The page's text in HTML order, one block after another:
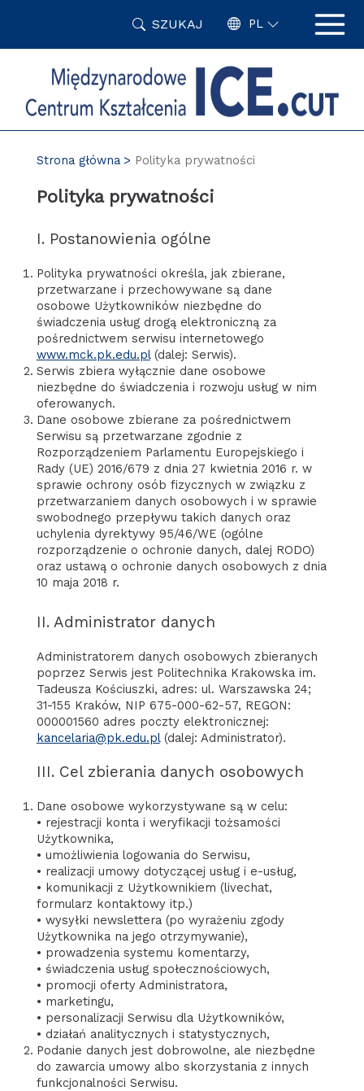
SZUKAJ PL
Strona główna Polityka prywatności
Polityka prywatności
I. Postanowienia ogólne
Polityka prywatności określa, jak zbierane,
przetwarzane i przechowywane są dane
osobowe Użytkowników niezbędne do
świadczenia usług drogą elektroniczną za
pośrednictwem serwisu internetowego
www.mck.pk.edu.pl(dalej: Serwis).
Serwis zbiera wyłącznie dane osobowe
niezbędne do świadczenia i rozwoju usług w nim
oferowanych.
Dane osobowe zbierane za pośrednictwem
Serwisu są przetwarzane zgodnie z
Rozporządzeniem Parlamentu Europejskiego i
Rady (UE) 2016/679 z dnia 27 kwietnia 2016 r. w
sprawie ochrony osób fizycznych w związku z
przetwarzaniem danych osobowych i w sprawie
swobodnego przepływu takich danych oraz
uchylenia dyrektywy 95/46/WE (ogólne
rozporządzenie o ochronie danych, dalej RODO)
oraz ustawą o ochronie danych osobowych z dnia
10 maja 2018 r.
II. Administrator danych
Administratorem danych osobowych zbieranych
poprzez Serwis jest Politechnika Krakowska im.
Tadeusza Kościuszki, adres: ul. Warszawska 24;
31-155 Kraków, NIP 675-000-62-57, REGON:
000001560 adres poczty elektronicznej:
kancelaria@pk.edu.pl(dalej: Administrator).
III. Cel zbierania danych osobowych
Dane osobowe wykorzystywane są w celu:
• rejestracji konta i weryfikacji tożsamości
Użytkownika,
• umożliwienia logowania do Serwisu,
• realizacji umowy dotyczącej usług i e-usług,
• komunikacji z Użytkownikiem (livechat,
formularz kontaktowy itp.)
• wysyłki newslettera (po wyrażeniu zgody
Użytkownika na jego otrzymywanie),
• prowadzenia systemu komentarzy,
• świadczenia usług społecznościowych,
• promocji oferty Administratora,
• marketingu,
• personalizacji Serwisu dla Użytkowników,
• działań analitycznych i statystycznych,
Podanie danych jest dobrowolne, ale niezbędne
do zawarcia umowy albo skorzystania z innych
funkcjonalności Serwisu.